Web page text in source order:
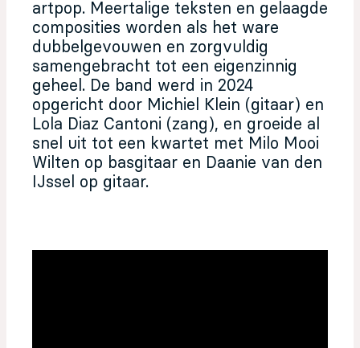
artpop. Meertalige teksten en gelaagde
composities worden als het ware
dubbelgevouwen en zorgvuldig
samengebracht tot een eigenzinnig
geheel. De band werd in 2024
opgericht door Michiel Klein (gitaar) en
Lola Diaz Cantoni (zang), en groeide al
snel uit tot een kwartet met Milo Mooi
Wilten op basgitaar en Daanie van den
IJssel op gitaar.